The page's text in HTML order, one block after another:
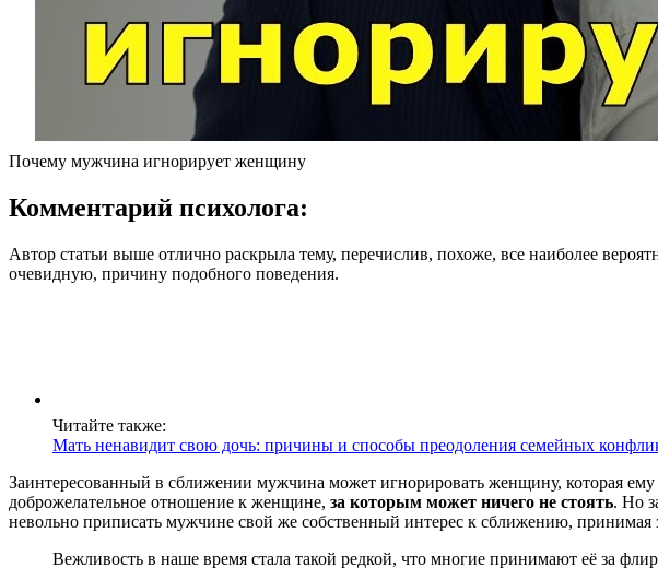
Почему мужчина игнорирует женщину
Комментарий психолога:
Автор статьи выше отлично раскрыла тему, перечислив, похоже, все наиболее
очевидную, причину подобного поведения.
Читайте также:
Мать ненавидит свою дочь: причины и способы преодоления семейных
Заинтересованный в сближении мужчина может игнорировать женщину, которая
доброжелательное отношение к женщине, за которым может ничего не стоять. Но
невольно приписать мужчине свой же собственный интерес к сближению, принимая
Вежливость в наше время стала такой редкой, что многие принимают её за